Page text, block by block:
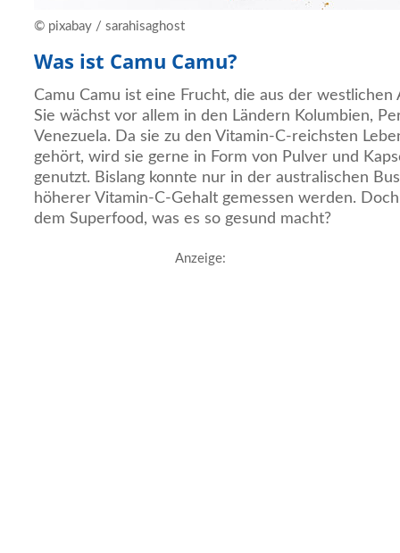
© pixabay / sarahisaghost
Was ist Camu Camu?
Camu Camu ist eine Frucht, die aus der westlichen
Sie wächst vor allem in den Ländern Kolumbien,
Venezuela. Da sie zu den Vitamin-C-reichsten
gehört, wird sie gerne in Form von Pulver und
genutzt. Bislang konnte nur in der australischen
höherer Vitamin-C-Gehalt gemessen werden.
dem Superfood, was es so gesund macht?
Anzeige: